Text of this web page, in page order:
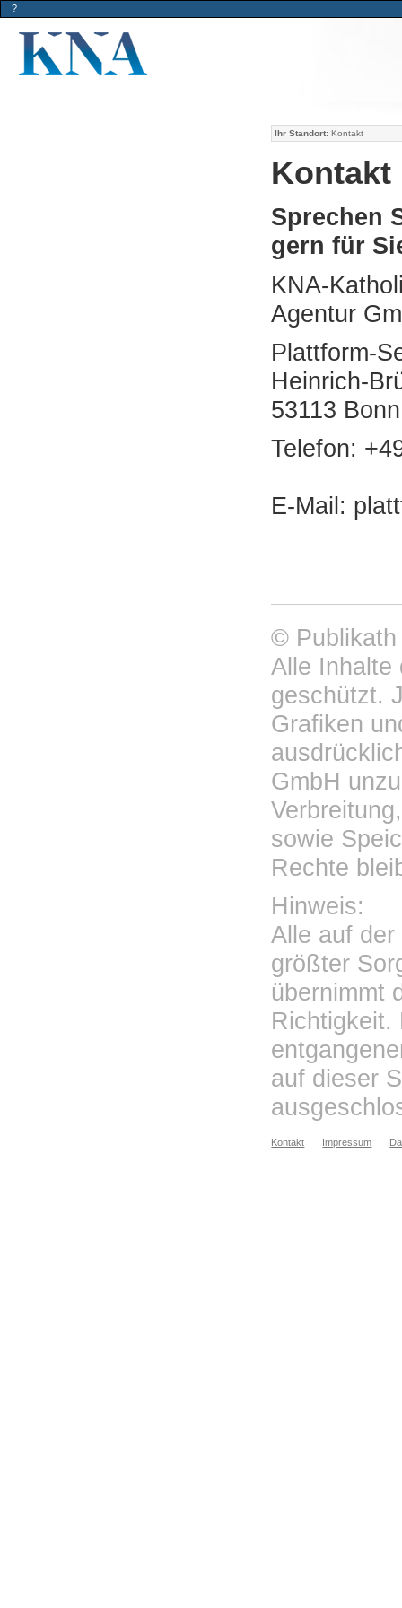
?
Ihr Standort: Kontakt
Kontakt
Sprechen
gern für
KNA-
Agentur
Plattform-
Heinrich-
53113 Bonn
Telefon:
E-Mail:
© Publikath
Alle Inhalte
geschützt.
Grafiken
GmbH
sowie
Rechte
Hinweis:
Alle auf
größter
übernimmt
Richtigkeit.
auf dieser
Kontakt Impressum